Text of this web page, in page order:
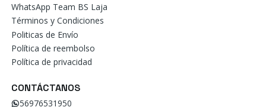
WhatsApp Team BS Laja
Términos y Condiciones
Politicas de Envío
Política de reembolso
Política de privacidad
CONTÁCTANOS
56976531950